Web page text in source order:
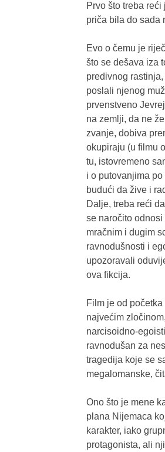
Prvo što treba
priča bila do sada
Evo o čemu je
što se dešava iza
predivnog
poslali njenog
prvenstveno
na zemlji, da ne
zvanje, dobiva
okupiraju (u filmu
tu, istovremeno
i o putovanjima
budući da žive i
Dalje, treba reći
se naročito
mračnim i dugim
ravnodušnosti i
upozoravali
ova fikcija.
Film je od
najvećim
narcisoidno-
ravnodušan za
tragedija koje se
megalomanske,
Ono što je mene
plana Nijemaca
karakter, iako
protagonista, ali